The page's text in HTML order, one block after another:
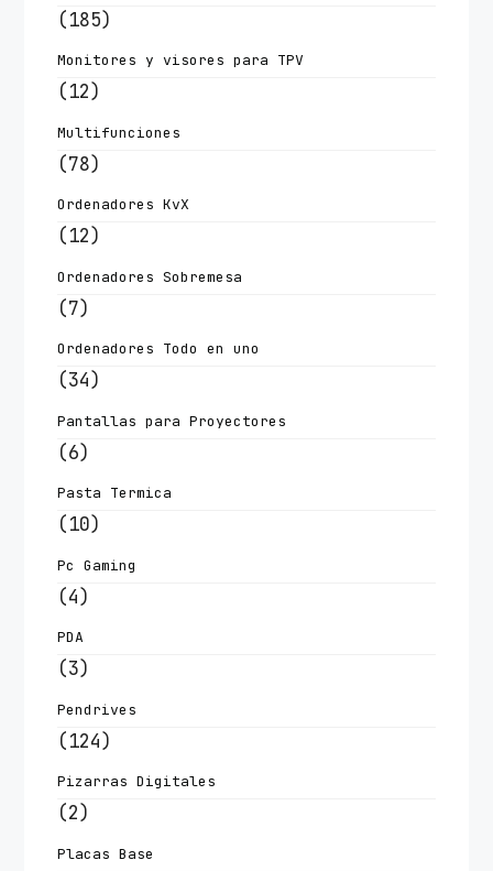
(185)
Monitores y visores para TPV
(12)
Multifunciones
(78)
Ordenadores KvX
(12)
Ordenadores Sobremesa
(7)
Ordenadores Todo en uno
(34)
Pantallas para Proyectores
(6)
Pasta Termica
(10)
Pc Gaming
(4)
PDA
(3)
Pendrives
(124)
Pizarras Digitales
(2)
Placas Base